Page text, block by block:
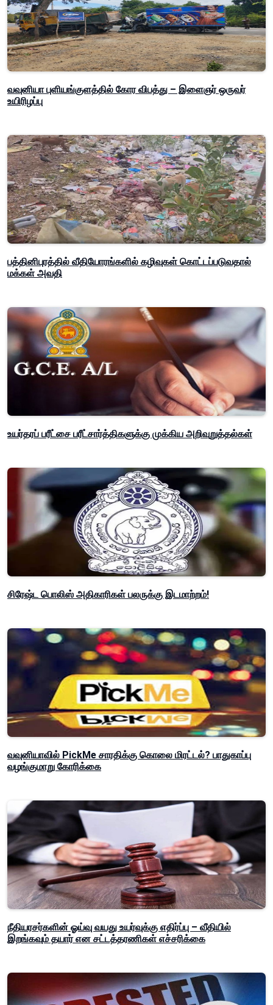
வவுனியா புளியங்குளத்தில் கோர விபத்து – இளைஞர் ஒருவர்
உயிரிழப்பு
பத்தினிபுரத்தில் வீதியோரங்களில் கழிவுகள் கொட்டப்படுவதால்
மக்கள் அவதி
உயர்தரப் பரீட்சை பரீட்சார்த்திகளுக்கு முக்கிய அறிவுறுத்தல்கள்
சிரேஷ்ட பொலிஸ் அதிகாரிகள் பலருக்கு இடமாற்றம்!
வவுனியாவில் PickMe சாரதிக்கு கொலை மிரட்டல்? பாதுகாப்பு
வழங்குமாறு கோரிக்கை
நீதியரசர்களின் ஓய்வு வயது உயர்வுக்கு எதிர்ப்பு – வீதியில்
இறங்கவும் தயார் என சட்டத்தரணிகள் எச்சரிக்கை